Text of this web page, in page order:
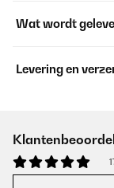
Wat wordt
Levering en